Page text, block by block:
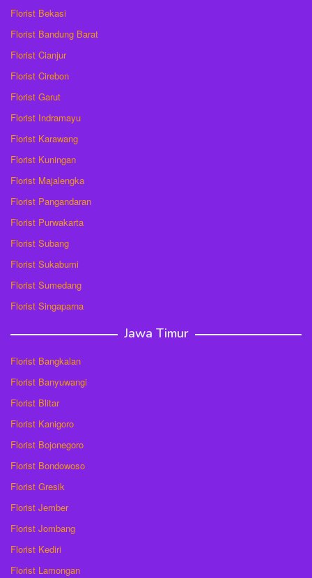
Florist Bekasi
Florist Bandung Barat
Florist Cianjur
Florist Cirebon
Florist Garut
Florist Indramayu
Florist Karawang
Florist Kuningan
Florist Majalengka
Florist Pangandaran
Florist Purwakarta
Florist Subang
Florist Sukabumi
Florist Sumedang
Florist Singaparna
Jawa Timur
Florist Bangkalan
Florist Banyuwangi
Florist Blitar
Florist Kanigoro
Florist Bojonegoro
Florist Bondowoso
Florist Gresik
Florist Jember
Florist Jombang
Florist Kediri
Florist Lamongan